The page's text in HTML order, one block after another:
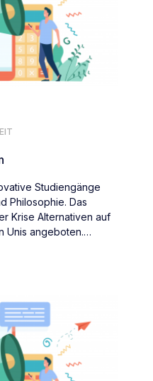
Studiengänge
Philosophie. Das
Krise Alternativen auf
Unis angeboten.